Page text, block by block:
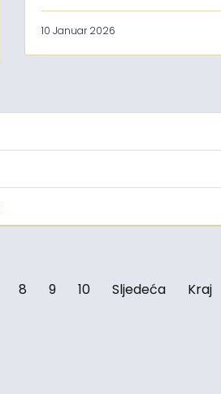
10 Januar 2026
8 9 10 Sljedeća Kraj